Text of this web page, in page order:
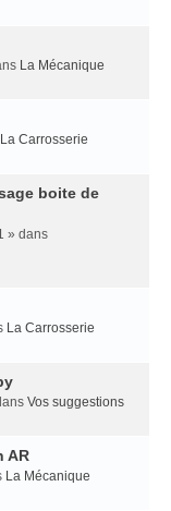
La Mécanique
La Carrosserie
boite de
» dans
La Carrosserie
Vos suggestions
AR
La Mécanique